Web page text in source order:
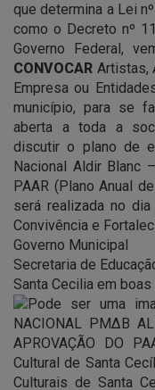
que determina a Lei
como o Decreto nº
Governo Federal,
CONVOCAR Artistas,
Empresa ou
município, para se
aberta a toda a
discutir o plano de
Nacional Aldir Blanc
PAAR (Plano Anual
será realizada no
Convivência e
Governo Municipal
Secretaria de
Santa Cecilia em boas